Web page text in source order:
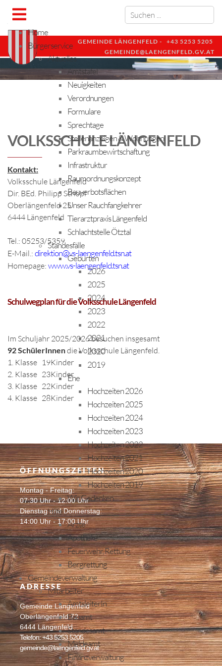
GEMEINDE LÄNGENFELD - +43 5253 5205
GEMEINDE@LAENGENFELD.GV.AT
Home
Bürgerservice
Aktuelles
Amtstafel
Neuigkeiten
Verordnungen
Formulare
Sprechtage
Stellenanzeigen & Wohnungen
Parkraumbewirtschaftung
Infrastruktur
Raumordnungskonzept
Bauverbotsflächen
Unser Rauchfangkehrer
Tierarztpraxis Längenfeld
Schlachtstelle Ötztal
Standesfälle
Geburten
2026
2025
2024
2023
2022
2021
2020
2019
Ehe
Hochzeiten 2026
Hochzeiten 2025
Hochzeiten 2024
Hochzeiten 2023
Hochzeiten 2022
Hochzeiten 2021
Hochzeiten 2020
Hochzeiten 2019
Wir Gedenken
Hilfe
Ärzte
Apotheke
Feuerwehr, Rettung
Bergrettung
Gemeindeverwaltung
Mitarbeiter
AmtsleiterIn
Bauamt
Standesamt
Meldeamt
Finanzverwaltung
VOLKSSCHULE LÄNGENFELD
Kontakt:
Volksschule Längenfeld
Dir. BEd. Philipp Schöpf
Oberlängenfeld 25
6444 Längenfeld
Tel.: 05253/5359
E-Mail.: direktion@vs-laengenfeld.tsn.at
Homepage: www.vs-laengenfeld.tsn.at
Schulwegplan für die Volksschule Längenfeld
Im Schuljahr 2025/2026 besuchen insgesamt
92SchülerInnendie Volksschule Längenfeld.
1. Klasse 19Kinder
2. Klasse 23Kinder
3. Klasse 22Kinder
4. Klasse 28Kinder
ÖFFNUNGSZEITEN
Montag - Freitag:
07:30 Uhr - 12:00 Uhr
Dienstag und Donnerstag:
14:00 Uhr - 17:00 Uhr
ADRESSE
Gemeinde Längenfeld
Oberlängenfeld 72
6444 Längenfeld
Telefon: +43 5253 5205
gemeinde@laengenfeld.gv.at